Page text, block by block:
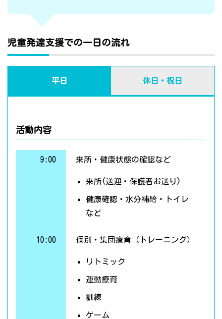
児童発達支援での一日の流れ
平日 休日・祝日
活動内容
9:00 来所・健康状態の確認など
来所(送迎・保護者お送り)
健康確認・水分補給・トイレ
など
10:00 個別・集団療育（トレーニング）
リトミック
運動療育
訓練
ゲーム